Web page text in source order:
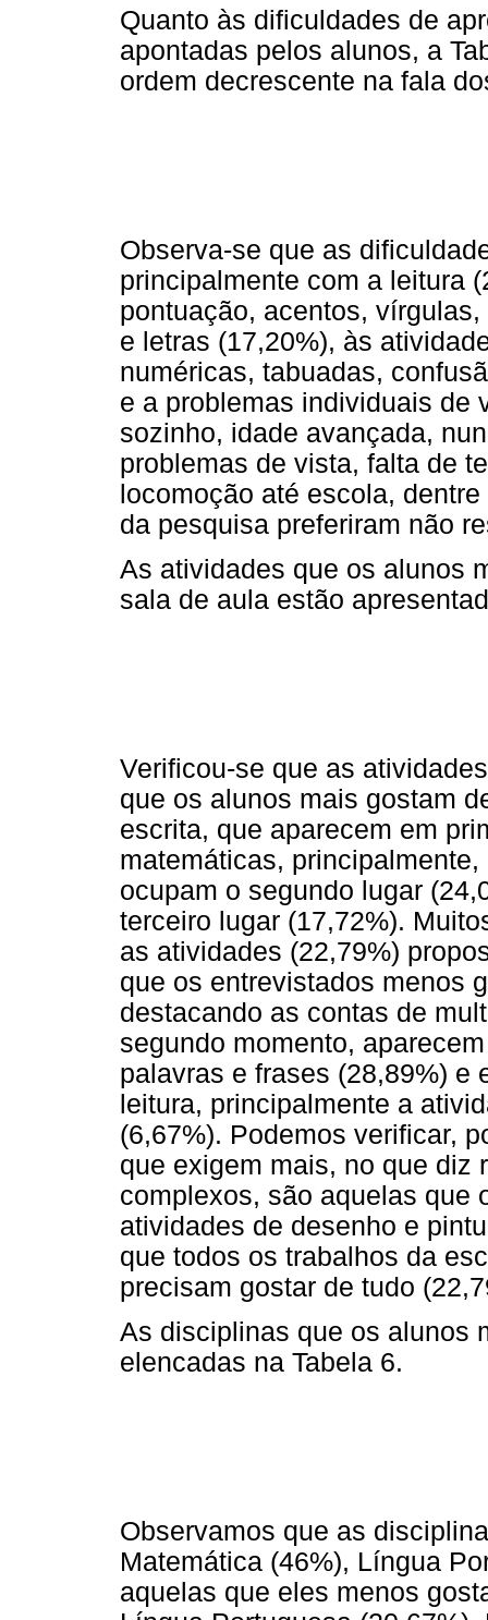
Quanto às dificuldades de
apontadas pelos alunos, a
ordem decrescente na fala
Observa-se que as
principalmente com a leitura
pontuação, acentos,
e letras (17,20%), às
numéricas, tabuadas,
e a problemas individuais de
sozinho, idade avançada,
problemas de vista, falta de
locomoção até escola,
da pesquisa preferiram não
As atividades que os alunos
sala de aula estão
Verificou-se que as
que os alunos mais gostam
escrita, que aparecem em
matemáticas,
ocupam o segundo lugar
terceiro lugar (17,72%).
as atividades (22,79%)
que os entrevistados menos
destacando as contas de
segundo momento,
palavras e frases (28,89%) e
leitura, principalmente a
(6,67%). Podemos verificar,
que exigem mais, no que diz
complexos, são aquelas que
atividades de desenho e
que todos os trabalhos da
precisam gostar de tudo
As disciplinas que os alunos
elencadas na Tabela 6.
Observamos que as
Matemática (46%), Língua
aquelas que eles menos